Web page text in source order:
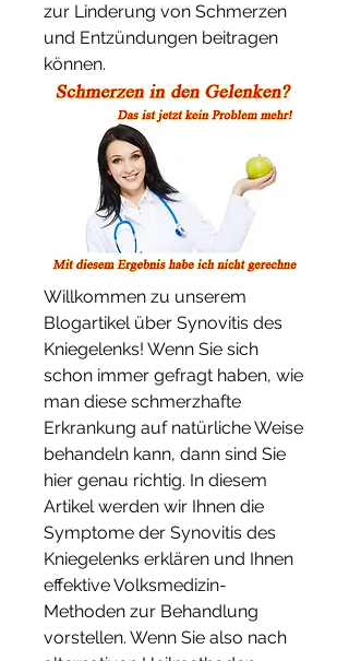
zur Linderung von Schmerzen
und Entzündungen beitragen
können.
Willkommen zu unserem
Blogartikel über Synovitis des
Kniegelenks! Wenn Sie sich
schon immer gefragt haben, wie
man diese schmerzhafte
Erkrankung auf natürliche Weise
behandeln kann, dann sind Sie
hier genau richtig. In diesem
Artikel werden wir Ihnen die
Symptome der Synovitis des
Kniegelenks erklären und Ihnen
effektive Volksmedizin-
Methoden zur Behandlung
vorstellen. Wenn Sie also nach